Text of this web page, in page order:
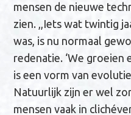
mensen de nieuwe
zien. ,,Iets wat twintig
was, is nu normaal
redenatie. ‘We groeien
is een vorm van
Natuurlijk zijn er wel
mensen vaak in